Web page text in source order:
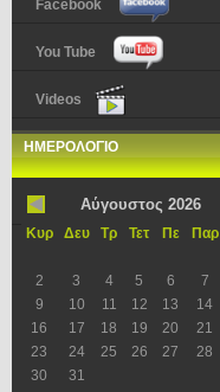
Facebook
You Tube
Videos
ΗΜΕΡΟΛΟΓΙΟ
Αύγουστος 2026
Κυρ Δευ Τρ Τετ Πε Παρ
2
3 4 5 6 7
9
10 11 12 13 14
16
17 18 19 20 21
23
24 25 26 27 28
30
31